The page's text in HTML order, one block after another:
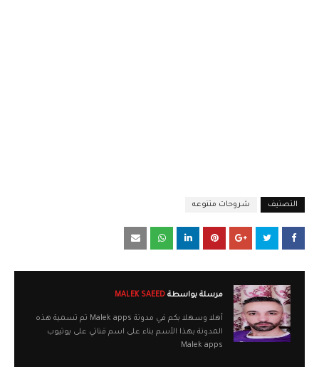
التصنيف شروحات متنوعه
مرسلة بواسطة
أهلا وسهلا بكم في مدونة Malek apps تم تسمية هذه
المدونة بهذا الأسم بناء على اسم قناتي على يوتيوب
Malek apps